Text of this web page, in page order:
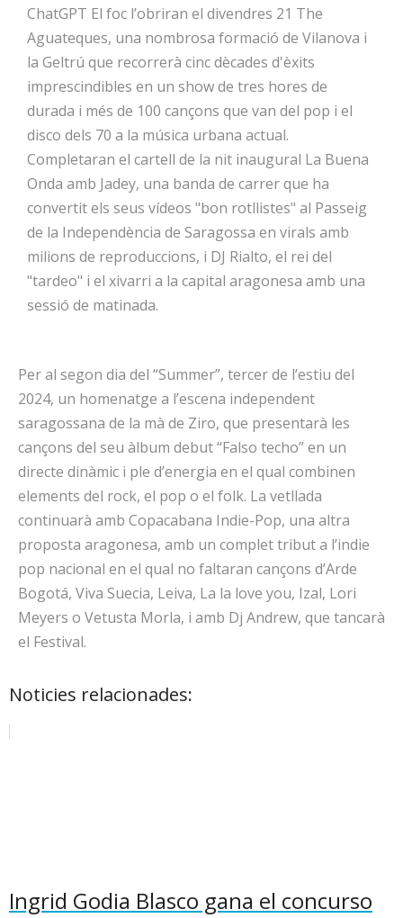
ChatGPT El foc l’obriran el divendres 21 The
Aguateques, una nombrosa formació de Vilanova i
la Geltrú que recorrerà cinc dècades d'èxits
imprescindibles en un show de tres hores de
durada i més de 100 cançons que van del pop i el
disco dels 70 a la música urbana actual.
Completaran el cartell de la nit inaugural La Buena
Onda amb Jadey, una banda de carrer que ha
convertit els seus vídeos "bon rotllistes" al Passeig
de la Independència de Saragossa en virals amb
milions de reproduccions, i DJ Rialto, el rei del
"tardeo" i el xivarri a la capital aragonesa amb una
sessió de matinada.
Per al segon dia del “Summer”, tercer de l’estiu del
2024, un homenatge a l’escena independent
saragossana de la mà de Ziro, que presentarà les
cançons del seu àlbum debut “Falso techo” en un
directe dinàmic i ple d’energia en el qual combinen
elements del rock, el pop o el folk. La vetllada
continuarà amb Copacabana Indie-Pop, una altra
proposta aragonesa, amb un complet tribut a l’indie
pop nacional en el qual no faltaran cançons d’Arde
Bogotá, Viva Suecia, Leiva, La la love you, Izal, Lori
Meyers o Vetusta Morla, i amb Dj Andrew, que tancarà
el Festival.
Noticies relacionades:
Ingrid Godia Blasco gana el concurso